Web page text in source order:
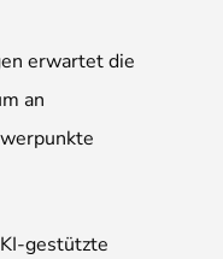
erwartet die
an
gestützte